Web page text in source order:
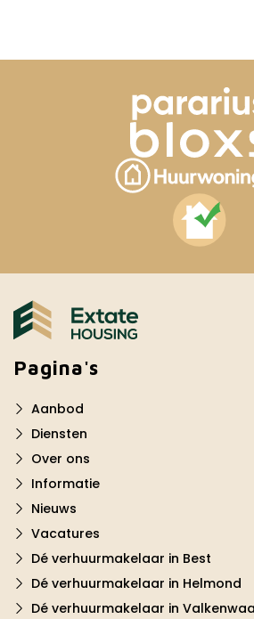
Pagina's
Aanbod
Diensten
Over ons
Informatie
Nieuws
Vacatures
Dé verhuurmakelaar in Best
Dé verhuurmakelaar in Helmond
Dé verhuurmakelaar in